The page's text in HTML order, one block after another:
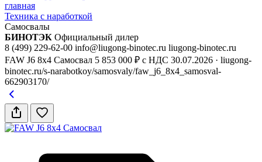
главная
Техника с наработкой
Самосвалы
БИНОТЭК Официальный дилер
8 (499) 229-62-00 info@liugong-binotec.ru liugong-binotec.ru
FAW J6 8x4 Самосвал 5 853 000 ₽ с НДС 30.07.2026 · liugong-
binotec.ru/s-narabotkoy/samosvaly/faw_j6_8x4_samosval-
662903170/